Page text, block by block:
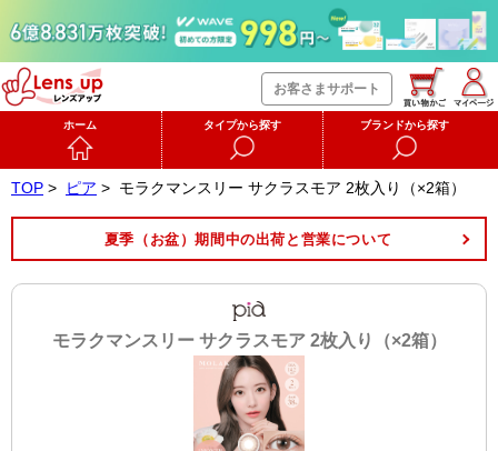
お客さまサポート
ホーム タイプから探す ブランドから探す
TOP > ピア > モラクマンスリー サクラスモア 2枚入り（×2箱）
夏季（お盆）期間中の出荷と営業について
モラクマンスリー サクラスモア 2枚入り（×2箱）